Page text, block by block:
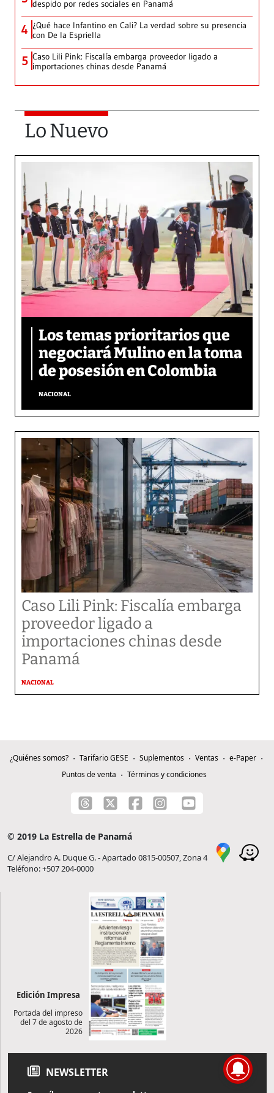
despido por redes sociales en Panamá
4 ¿Qué hace Infantino en Cali? La verdad sobre su presencia
con De la Espriella
5 Caso Lili Pink: Fiscalía embarga proveedor ligado a
importaciones chinas desde Panamá
Lo Nuevo
Los temas prioritarios que
negociará Mulino en la toma
de posesión en Colombia
NACIONAL
Caso Lili Pink: Fiscalía embarga
proveedor ligado a
importaciones chinas desde
Panamá
NACIONAL
¿Quiénes somos? Tarifario GESE Suplementos Ventas
e-Paper
Puntos de venta
Términos y condiciones
© 2019 La Estrella de Panamá
C/ Alejandro A. Duque G. - Apartado 0815-00507, Zona 4
Teléfono: +507 204-0000
Edición Impresa
Portada del impreso
del 7 de agosto de
2026
NEWSLETTER